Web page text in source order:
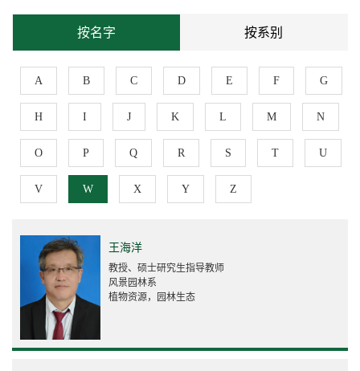
按名字 按系别
A B C D E F G
H I J K L M N
O P Q R S T U
V W X Y Z
王海洋
教授、硕士研究生指导教师
风景园林系
植物资源，园林生态